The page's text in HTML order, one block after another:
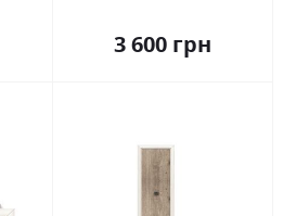
3 600 грн